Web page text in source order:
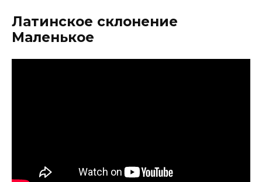
Латинское склонение
Маленькое